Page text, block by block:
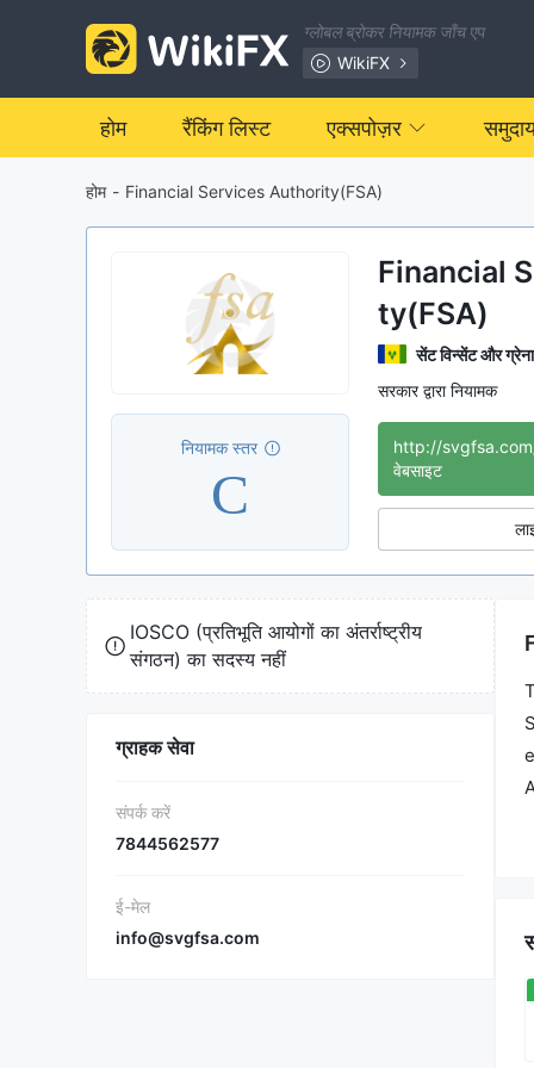
ग्लोबल ब्रोकर नियामक जाँच एप
WikiFX
होम रैंकिंग लिस्ट एक्सपोज़र
होम - Financial Services Authority(FSA)
नियामक स्तर
C
Financial
ty(FSA)
सेंट विन्सेंट और
सरकार द्वारा नियामक
http://
वेबसाइट
IOSCO (प्रतिभूति आयोगों का अंतर्राष्ट्रीय
संगठन) का सदस्य नहीं
ग्राहक सेवा
संपर्क करें
7844562577
ई-मेल
info@svgfsa.com